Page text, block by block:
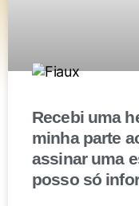
Isto por que, seria
se, a qualquer
sociais
venda, pelo
cônjuge.
Recebi uma
minha parte
assinar uma
posso só